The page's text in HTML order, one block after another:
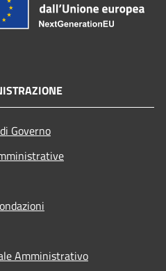
Governo
Amministrativo